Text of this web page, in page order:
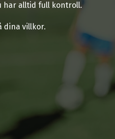
har alltid full kontroll.
dina villkor.